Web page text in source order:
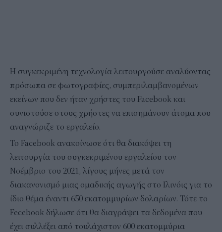
Η συγκεκριμένη τεχνολογία λειτουργούσε αναλύοντας
πρόσωπα σε φωτογραφίες, συμπεριλαμβανομένων
εκείνων που δεν ήταν χρήστες του Facebook και
συνιστούσε στους χρήστες να επισημάνουν άτομα που
αναγνώριζε το εργαλείο.
Το Facebook ανακοίνωσε ότι θα διακόψει τη
λειτουργία του συγκεκριμένου εργαλείου τον
Νοέμβριο του 2021, λίγους μήνες μετά τον
διακανονισμό μιας ομαδικής αγωγής στο Ιλινόις για το
ίδιο θέμα έναντι 650 εκατομμυρίων δολαρίων. Τότε το
Fecebook δήλωσε ότι θα διαγράψει τα δεδομένα που
έχει συλλέξει από τουλάχιστον 600 εκατομμύρια